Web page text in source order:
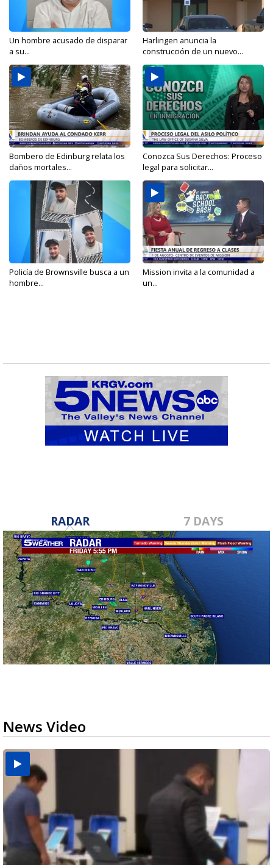
Un hombre acusado de disparar
a su...
Harlingen anuncia la
construcción de un nuevo...
Bombero de Edinburg relata los
daños mortales...
Conozca Sus Derechos: Proceso
legal para solicitar...
Policía de Brownsville busca a un
hombre...
Mission invita a la comunidad a
un...
RADAR 7 DAYS
News Video